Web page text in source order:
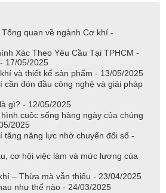
quan về ngành Cơ khí -
Xác Theo Yêu Cầu Tại TPHCM -
17/05/2025
và thiết kế sản phẩm - 13/05/2025
cần đón đầu công nghệ và giải pháp
gì? - 12/05/2025
cuộc sống hàng ngày của chúng
2025
tăng năng lực nhờ chuyển đổi số -
cơ hội việc làm và mức lương của
– Thừa mà vẫn thiếu - 23/04/2025
như thế nào - 24/03/2025